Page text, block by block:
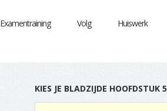
Examentraining Volg Huiswerk
KIES JE BLADZIJDE HOOFDSTUK 5